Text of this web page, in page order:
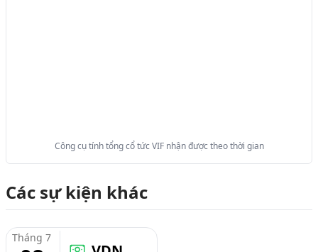
Công cụ tính tổng cổ tức VIF nhận được theo thời gian
Các sự kiện khác
Tháng 7